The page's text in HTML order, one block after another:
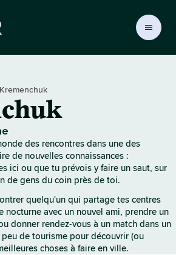
i
T
i
n
d
e
r
Kremenchuk
des rencontres dans une des
de nouvelles connaissances :
ici ou que tu prévois y faire un saut, sur
de gens du coin près de toi.
quelqu'un qui partage tes centres
avec un nouvel ami, prendre un
donner rendez-vous à un match dans un
de tourisme pour découvrir (ou
choses à faire en ville.